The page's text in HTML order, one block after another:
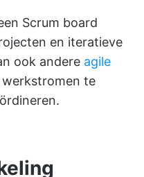
Scrum board
en iteratieve
ook andere agile
te